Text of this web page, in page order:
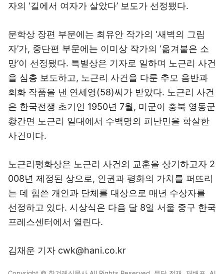
자의 ‘길에서 여자가 살았다’ 보도가 선정됐다.
문학상 장편 부문에는 최유안 작가의 ‘새벽의 그림
자’가, 중단편 부문에는 이미상 작가의 ‘옮겨붙은 소
망’이 선정됐다. 특별상은 기자로 일하며 노근리 사건
을 심층 보도하고, 노근리 사건을 다룬 추모 음반과
회화 작품을 낸 연세영(58)씨가 받았다. 노근리 사건
은 한국전쟁 초기인 1950년 7월, 미군이 충북 영동군
황간면 노근리 일대에서 수백명의 피난민을 학살한
사건이다.
노근리평화상은 노근리 사건의 교훈을 상기하고자 2
008년 제정된 상으로, 인권과 평화의 가치를 퍼뜨리
는 데 힘쓴 개인과 단체를 대상으로 매년 수상자를
선정하고 있다. 시상식은 다음 달 8일 서울 중구 한국
프레스센터에서 열린다.
김채운 기자 cwk@hani.co.kr